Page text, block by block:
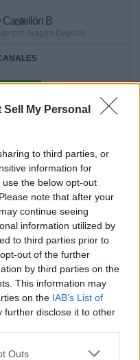
Sell My Personal
to third parties, or
information for
the below opt-out
note that after your
continue seeing
information utilized by
to third parties prior to
out of the further
by third parties on the
This information may
on the IAB’s List of
further disclose it to other
Outs
Castellón B
por Aragón Deporte
23 (63,89%)
18
CANALES TV
52,78%
47,22%